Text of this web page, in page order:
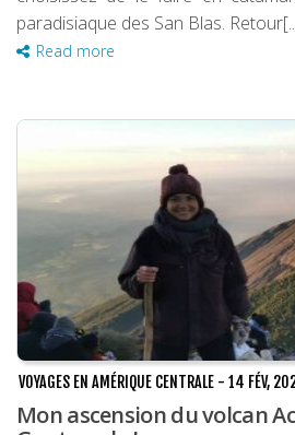
paradisiaque des San Blas.
Read more
VOYAGES EN AMÉRIQUE CENTRALE - 14 FÉV,
Mon ascension du volcan